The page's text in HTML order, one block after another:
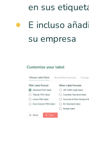
en sus
E incluso
su empresa